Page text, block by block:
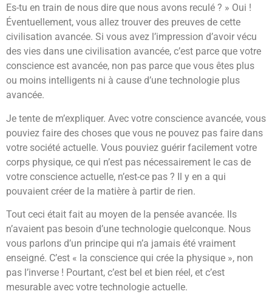
Es-tu en train de nous dire que nous avons reculé ? » Oui !
Éventuellement, vous allez trouver des preuves de cette
civilisation avancée. Si vous avez l’impression d’avoir vécu
des vies dans une civilisation avancée, c’est parce que votre
conscience est avancée, non pas parce que vous êtes plus
ou moins intelligents ni à cause d’une technologie plus
avancée.
Je tente de m’expliquer. Avec votre conscience avancée, vous
pouviez faire des choses que vous ne pouvez pas faire dans
votre société actuelle. Vous pouviez guérir facilement votre
corps physique, ce qui n’est pas nécessairement le cas de
votre conscience actuelle, n’est-ce pas ? Il y en a qui
pouvaient créer de la matière à partir de rien.
Tout ceci était fait au moyen de la pensée avancée. Ils
n’avaient pas besoin d’une technologie quelconque. Nous
vous parlons d’un principe qui n’a jamais été vraiment
enseigné. C’est « la conscience qui crée la physique », non
pas l’inverse ! Pourtant, c’est bel et bien réel, et c’est
mesurable avec votre technologie actuelle.